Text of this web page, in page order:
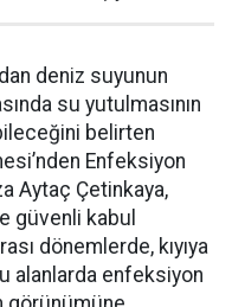
deniz suyunun
su yutulmasının
belirten
Enfeksiyon
Aytaç Çetinkaya,
güvenli kabul
dönemlerde, kıyıya
alanlarda enfeksiyon